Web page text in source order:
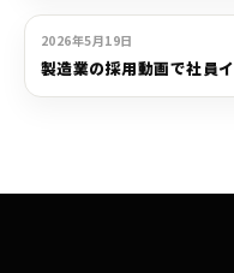
採用動画
2026年5月19日
製造業の採用動画で社員